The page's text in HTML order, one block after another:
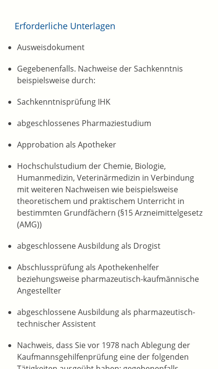
Erforderliche Unterlagen
Ausweisdokument
Gegebenenfalls. Nachweise der Sachkenntnis
beispielsweise durch:
Sachkenntnisprüfung IHK
abgeschlossenes Pharmaziestudium
Approbation als Apotheker
Hochschulstudium der Chemie, Biologie,
Humanmedizin, Veterinärmedizin in Verbindung
mit weiteren Nachweisen wie beispielsweise
theoretischem und praktischem Unterricht in
bestimmten Grundfächern (§15 Arzneimittelgesetz
(AMG))
abgeschlossene Ausbildung als Drogist
Abschlussprüfung als Apothekenhelfer
beziehungsweise pharmazeutisch-kaufmännische
Angestellter
abgeschlossene Ausbildung als pharmazeutisch-
technischer Assistent
Nachweis, dass Sie vor 1978 nach Ablegung der
Kaufmannsgehilfenprüfung eine der folgenden